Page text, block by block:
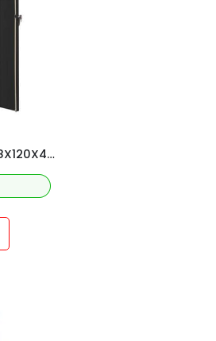
Armário De Aço Grande – M198X120X40 cm